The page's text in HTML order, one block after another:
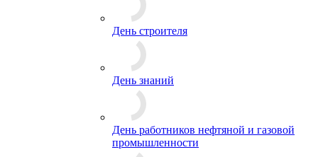
День строителя
День знаний
День работников нефтяной и газовой
промышленности